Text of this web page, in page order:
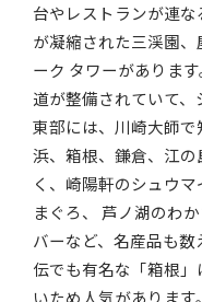
台やレストランが連
が凝縮された三渓園
ーク タワーがありま
道が整備されていて
東部には、川崎大師
浜、箱根、鎌倉、江
く、崎陽軒のシュウ
まぐろ、 芦ノ湖のわ
バーなど、名産品も
伝でも有名な「箱根